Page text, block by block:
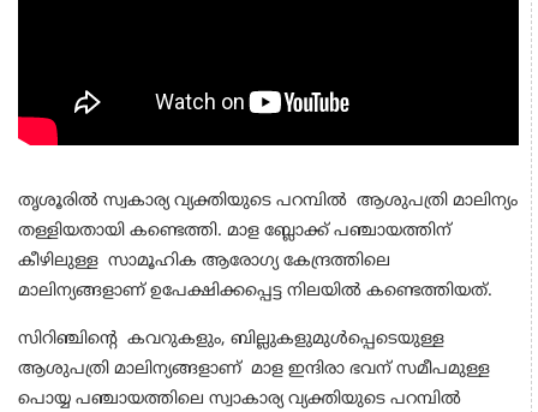
തൃശൂരില്‍ സ്വകാര്യ വ്യക്തിയുടെ പറമ്പില്‍ ആശുപത്രി മാലിന്യം
തള്ളിയതായി കണ്ടെത്തി. മാള ബ്ലോക്ക് പഞ്ചായത്തിന്
കീഴിലുള്ള സാമൂഹിക ആരോഗ്യ കേന്ദ്രത്തിലെ
മാലിന്യങ്ങളാണ് ഉപേക്ഷിക്കപ്പെട്ട നിലയില്‍ കണ്ടെത്തിയത്.
സിറിഞ്ചിന്റെ കവറുകളും, ബില്ലുകളുമുള്‍പ്പെടെയുള്ള
ആശുപത്രി മാലിന്യങ്ങളാണ് മാള ഇന്ദിരാ ഭവന് സമീപമുള്ള
പൊയ്യ പഞ്ചായത്തിലെ സ്വാകാര്യ വ്യക്തിയുടെ പറമ്പില്‍